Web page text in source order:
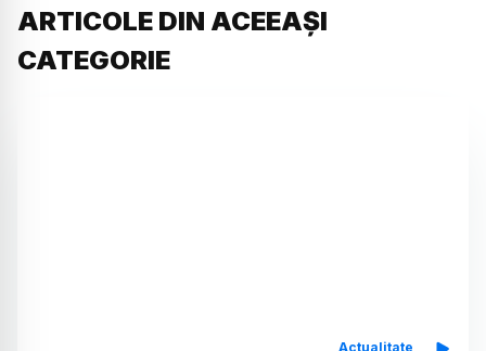
ARTICOLE DIN ACEEAȘI
CATEGORIE
Actualitate